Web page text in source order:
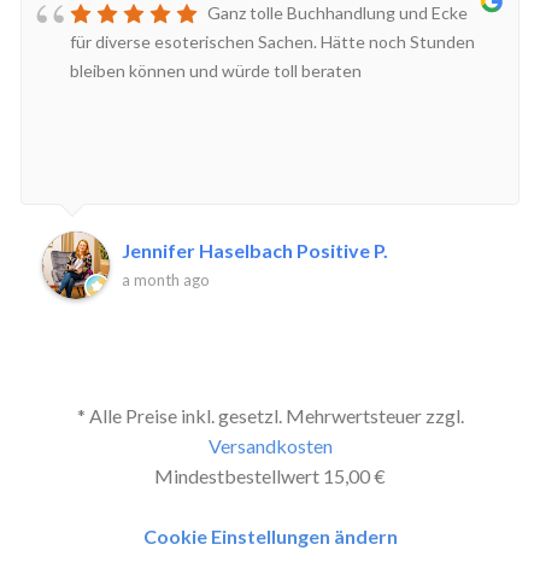
Ganz tolle Buchhandlung und Ecke
für diverse esoterischen Sachen. Hätte noch Stunden
bleiben können und würde toll beraten
Jennifer Haselbach Positive P.
a month ago
* Alle Preise inkl. gesetzl. Mehrwertsteuer zzgl.
Versandkosten
Mindestbestellwert 15,00 €
Cookie Einstellungen ändern